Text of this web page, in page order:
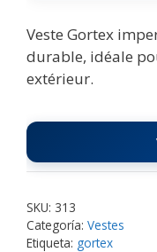
Veste Gortex
durable, idéale
extérieur.
SKU: 313
Categoría: Vestes
Etiqueta: gortex